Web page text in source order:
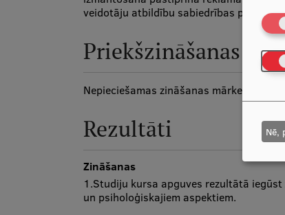
veidotāju atbildību sabiedrības priekšā.
Priekšzināšanas
Nepieciešamas zināšanas mārketinga
Rezultāti
Zināšanas
1.Studiju kursa apguves rezultātā
un psiholoģiskajiem aspektiem.
Nē,